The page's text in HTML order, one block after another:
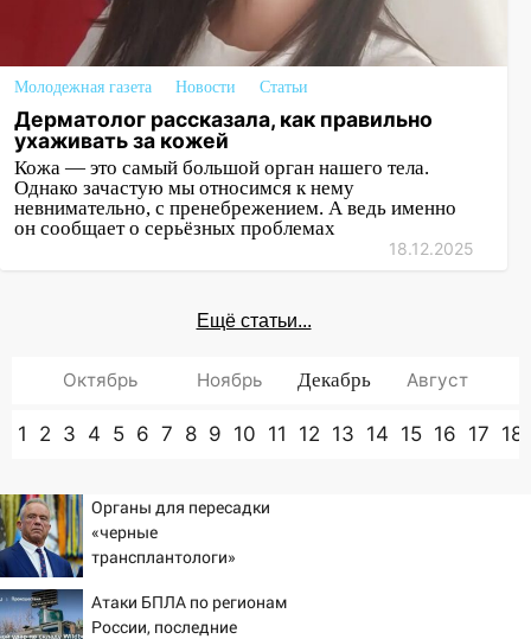
Молодежная газета Новости Статьи
Дерматолог рассказала, как правильно
ухаживать за кожей
Кожа — это самый большой орган нашего тела.
Однако зачастую мы относимся к нему
невнимательно, с пренебрежением. А ведь именно
он сообщает о серьёзных проблемах
18.12.2025
Ещё статьи...
Октябрь Ноябрь Декабрь Август
1 2 3 4 5 6 7 8 9 10 11 12 13 14 15 16 17 18
Органы для пересадки
«черные
трансплантологи»
пациентов
Атаки БПЛА по регионам
России, последние